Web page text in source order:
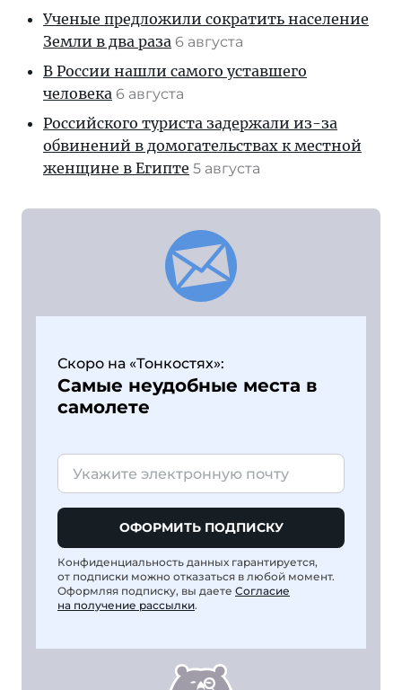
Ученые предложили сократить население
Земли в два раза 6 августа
В России нашли самого уставшего
человека 6 августа
Российского туриста задержали из-за
обвинений в домогательствах к местной
женщине в Египте 5 августа
Скоро на «Тонкостях»:
Самые неудобные места в
самолете
ОФОРМИТЬ ПОДПИСКУ
Конфиденциальность данных гарантируется,
от подписки можно отказаться в любой момент.
Оформляя подписку, вы даете Согласие
на получение рассылки.